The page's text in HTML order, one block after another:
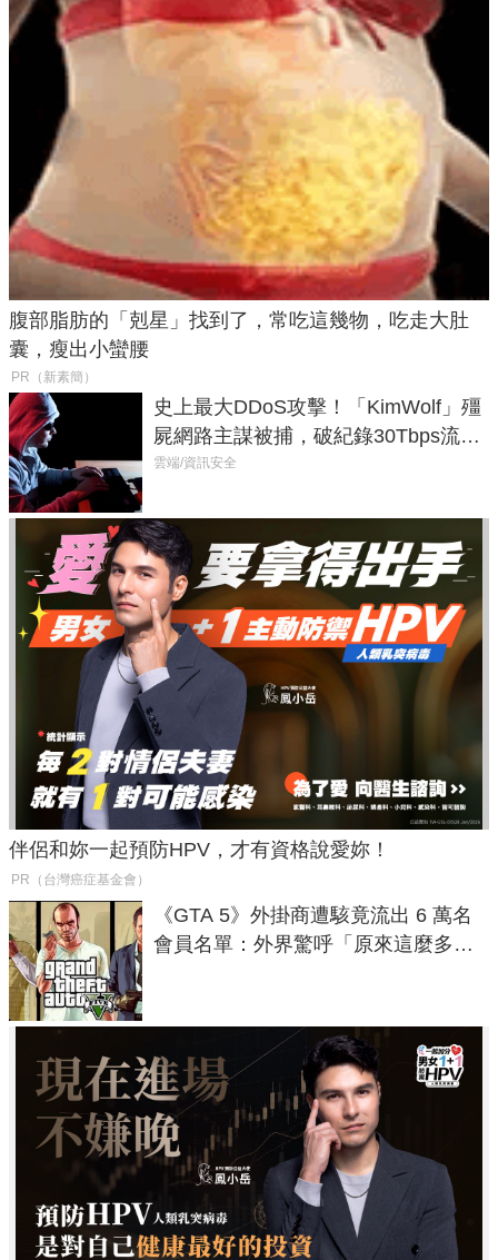
腹部脂肪的「剋星」找到了，常吃這幾物，吃走大肚
囊，瘦出小蠻腰
PR（新素簡）
史上最大DDoS攻擊！「KimWolf」殭
屍網路主謀被捕，破紀錄30Tbps流量
癱瘓全球！
雲端/資訊安全
伴侶和妳一起預防HPV，才有資格說愛妳！
PR（台灣癌症基金會）
《GTA 5》外掛商遭駭竟流出 6 萬名
會員名單：外界驚呼「原來這麼多人